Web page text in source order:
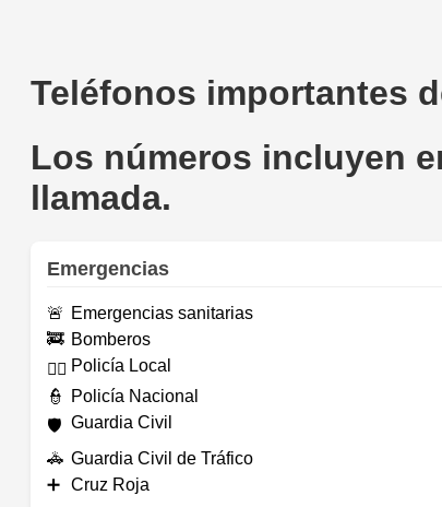
Teléfonos importantes
Los números incluyen
llamada.
Emergencias
🚨 Emergencias sanitarias
🚒 Bomberos
👮‍♂️ Policía Local
👮
Policía Nacional
🛡️ Guardia Civil
🚓 Guardia Civil de Tráfico
➕
Cruz Roja